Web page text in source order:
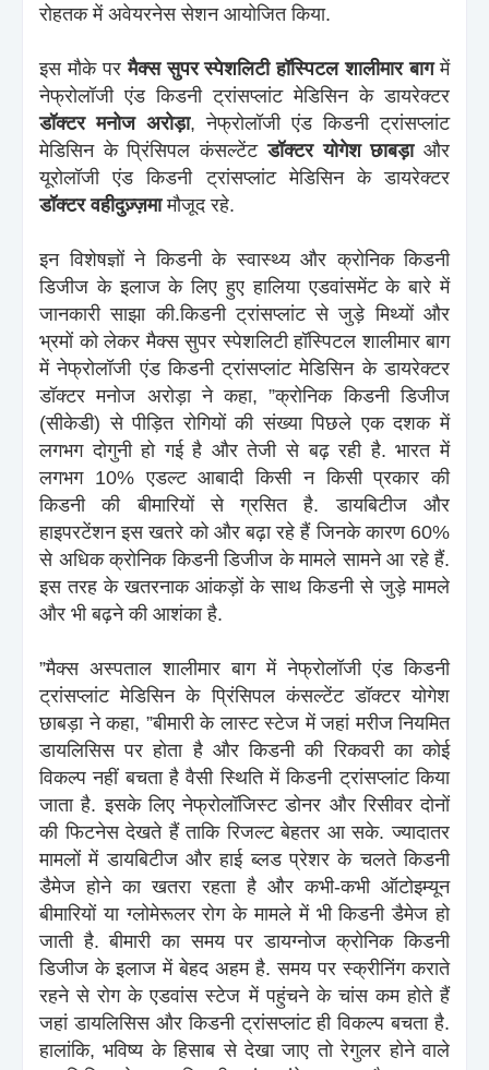
रोहतक में अवेयरनेस सेशन आयोजित किया.
इस मौके परमैक्स सुपर स्पेशलिटी हॉस्पिटल शालीमार बागमें
नेफ्रोलॉजी एंड किडनी ट्रांसप्लांट मेडिसिन के डायरेक्टर
डॉक्टर मनोज अरोड़ा, नेफ्रोलॉजी एंड किडनी ट्रांसप्लांट
मेडिसिन के प्रिंसिपल कंसल्टेंटडॉक्टर योगेश छाबड़ाऔर
यूरोलॉजी एंड किडनी ट्रांसप्लांट मेडिसिन के डायरेक्टर
डॉक्टर वहीदुज़्ज़मामौजूद रहे.
इन विशेषज्ञों ने किडनी के स्वास्थ्य और क्रोनिक किडनी
डिजीज के इलाज के लिए हुए हालिया एडवांसमेंट के बारे में
जानकारी साझा की.किडनी ट्रांसप्लांट से जुड़े मिथ्यों और
भ्रमों को लेकर मैक्स सुपर स्पेशलिटी हॉस्पिटल शालीमार बाग
में नेफ्रोलॉजी एंड किडनी ट्रांसप्लांट मेडिसिन के डायरेक्टर
डॉक्टर मनोज अरोड़ा ने कहा, ”क्रोनिक किडनी डिजीज
(सीकेडी) से पीड़ित रोगियों की संख्या पिछले एक दशक में
लगभग दोगुनी हो गई है और तेजी से बढ़ रही है. भारत में
लगभग 10% एडल्ट आबादी किसी न किसी प्रकार की
किडनी की बीमारियों से ग्रसित है. डायबिटीज और
हाइपरटेंशन इस खतरे को और बढ़ा रहे हैं जिनके कारण 60%
से अधिक क्रोनिक किडनी डिजीज के मामले सामने आ रहे हैं.
इस तरह के खतरनाक आंकड़ों के साथ किडनी से जुड़े मामले
और भी बढ़ने की आशंका है.
”मैक्स अस्पताल शालीमार बाग में नेफ्रोलॉजी एंड किडनी
ट्रांसप्लांट मेडिसिन के प्रिंसिपल कंसल्टेंट डॉक्टर योगेश
छाबड़ा ने कहा, ”बीमारी के लास्ट स्टेज में जहां मरीज नियमित
डायलिसिस पर होता है और किडनी की रिकवरी का कोई
विकल्प नहीं बचता है वैसी स्थिति में किडनी ट्रांसप्लांट किया
जाता है. इसके लिए नेफ्रोलॉजिस्ट डोनर और रिसीवर दोनों
की फिटनेस देखते हैं ताकि रिजल्ट बेहतर आ सके. ज्यादातर
मामलों में डायबिटीज और हाई ब्लड प्रेशर के चलते किडनी
डैमेज होने का खतरा रहता है और कभी-कभी ऑटोइम्यून
बीमारियों या ग्लोमेरूलर रोग के मामले में भी किडनी डैमेज हो
जाती है. बीमारी का समय पर डायग्नोज क्रोनिक किडनी
डिजीज के इलाज में बेहद अहम है. समय पर स्क्रीनिंग कराते
रहने से रोग के एडवांस स्टेज में पहुंचने के चांस कम होते हैं
जहां डायलिसिस और किडनी ट्रांसप्लांट ही विकल्प बचता है.
हालांकि, भविष्य के हिसाब से देखा जाए तो रेगुलर होने वाले